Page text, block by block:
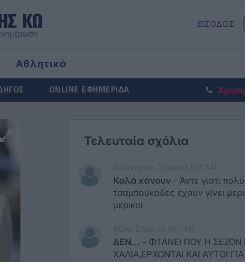
ΕΙΣΟΔΟΣ
Αθλητικά
ONLINE ΕΦΗΜΕΡΙΔΑ
Τελευταία σχόλια
Καλά κάνουν - Άντε γιατι πολύ
τσαμπούκαδες έχουν γίνει
μερικοί
ΔΕΝ... - ΦΤΑΝΕΙ ΠΟΥ Η ΣΕΖΟΝ
ΧΑΛΙΑ,ΕΡΧΟΝΤΑΙ ΚΑΙ ΑΥΤΟΙ ΓΙΑ